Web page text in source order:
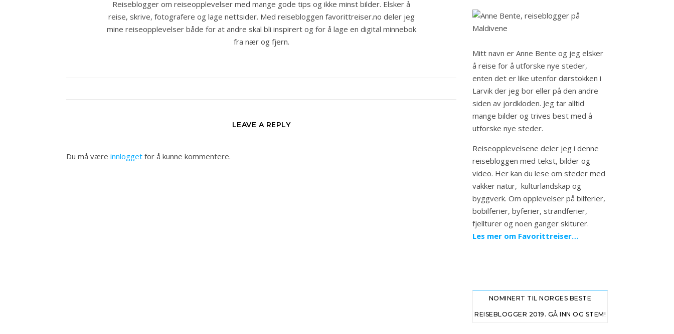
Reiseblogger om reiseopplevelser med mange gode tips og ikke minst bilder. Elsker å
reise, skrive, fotografere og lage nettsider. Med reisebloggen favorittreiser.no deler jeg
mine reiseopplevelser både for at andre skal bli inspirert og for å lage en digital minnebok
fra nær og fjern.
LEAVE A REPLY
Du må være innlogget for å kunne kommentere.
Mitt navn er Anne Bente og jeg elsker
å reise for å utforske nye steder,
enten det er like utenfor dørstokken i
Larvik der jeg bor eller på den andre
siden av jordkloden. Jeg tar alltid
mange bilder og trives best med å
utforske nye steder.
Reiseopplevelsene deler jeg i denne
reisebloggen med tekst, bilder og
video. Her kan du lese om steder med
vakker natur, kulturlandskap og
byggverk. Om opplevelser på bilferier,
bobilferier, byferier, strandferier,
fjellturer og noen ganger skiturer.
Les mer om Favorittreiser…
NOMINERT TIL NORGES BESTE
REISEBLOGGER 2019. GÅ INN OG STEM!